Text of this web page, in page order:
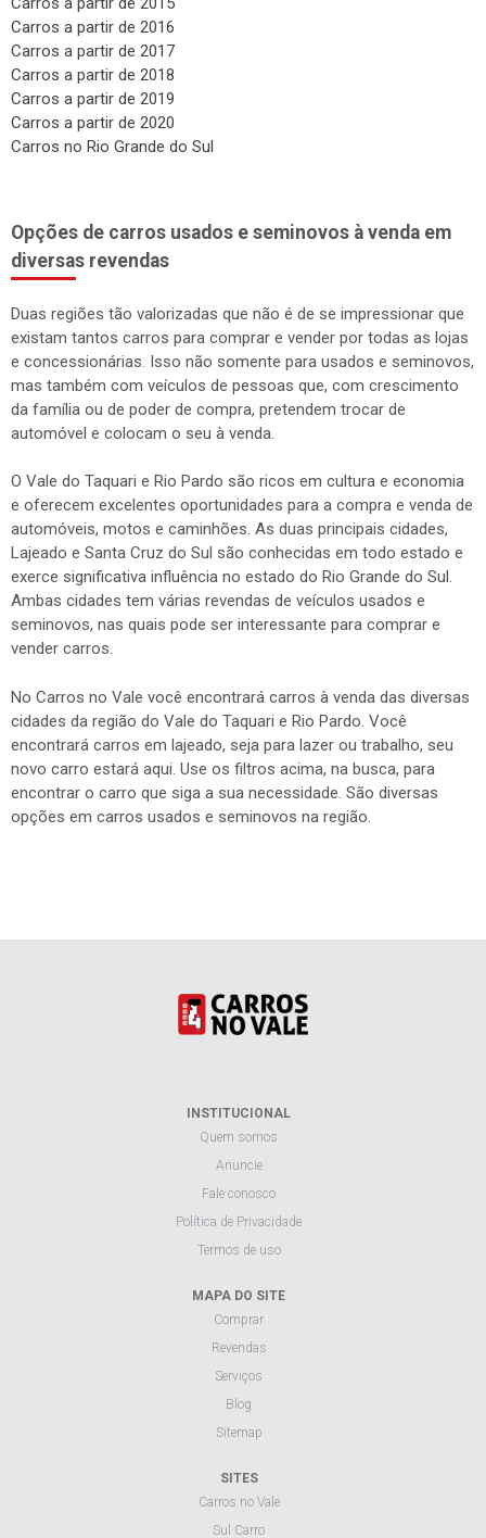
Carros a partir de 2014
Carros a partir de 2015
Carros a partir de 2016
Carros a partir de 2017
Carros a partir de 2018
Carros a partir de 2019
Carros a partir de 2020
Opções de carros usados e seminovos à venda em
Duas regiões tão valorizadas que não é de se impressionar que
existam tantos carros para comprar e vender por todas as lojas
e concessionárias. Isso não somente para usados e seminovos,
mas também com veículos de pessoas que, com crescimento
da família ou de poder de compra, pretendem trocar de
O Vale do Taquari e Rio Pardo são ricos em cultura e economia
e oferecem excelentes oportunidades para a compra e venda de
automóveis, motos e caminhões. As duas principais cidades,
Lajeado e Santa Cruz do Sul são conhecidas em todo estado e
exerce significativa influência no estado do Rio Grande do Sul.
Ambas cidades tem várias revendas de veículos usados e
seminovos, nas quais pode ser interessante para comprar e
No Carros no Vale você encontrará carros à venda das diversas
cidades da região do Vale do Taquari e Rio Pardo. Você
encontrará carros em lajeado, seja para lazer ou trabalho, seu
novo carro estará aqui. Use os filtros acima, na busca, para
encontrar o carro que siga a sua necessidade. São diversas
INSTITUCIONAL
Quem somos
Anuncie
Fale conosco
Política de Privacidade
MAPA DO SITE
Comprar
Revendas
Serviços
Blog
SITES